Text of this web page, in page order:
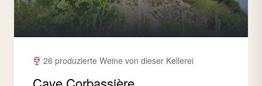
26 produzierte Weine von dieser Kellerei